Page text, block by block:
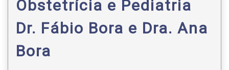
Obstetrícia e Pediatria
Dr. Fábio Bora e Dra. Ana
Bora